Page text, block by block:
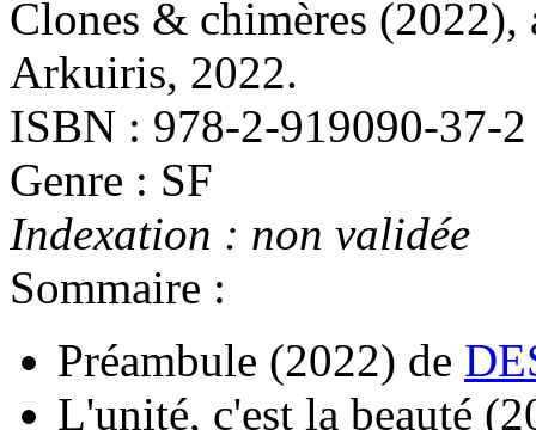
Clones & chimères (2022),
Arkuiris, 2022.
ISBN : 978-2-919090-37-2
Genre : SF
Indexation : non validée
Sommaire :
Préambule (2022) de
L'unité, c'est la beauté